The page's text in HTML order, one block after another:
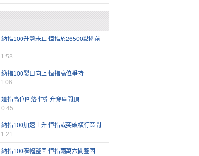
納指100升勢未止 恒指於26500點關前
納指100裂口向上 恒指高位爭持
道指高位回落 恒指升穿區間頂
納指100加速上升 恒指或突破橫行區間
納指100窄幅整固 恒指兩萬六關整固